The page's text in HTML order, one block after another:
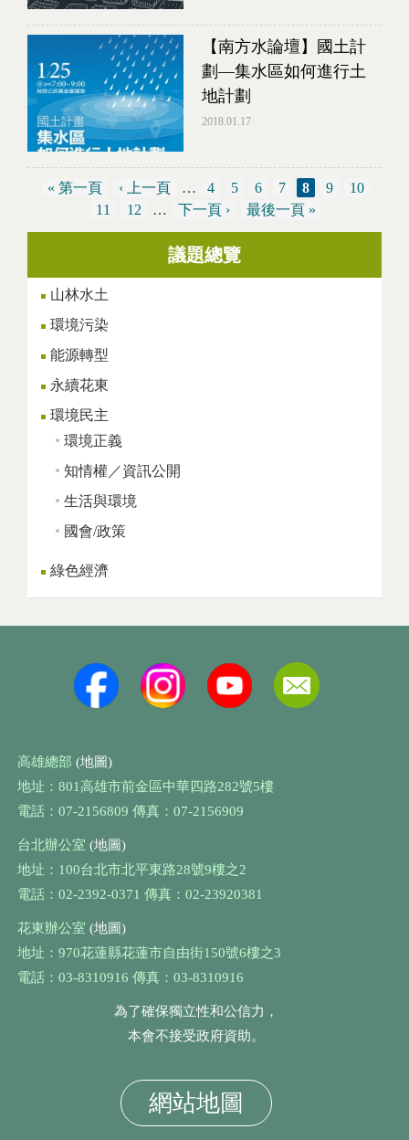
【南方水論壇】國土計
劃—集水區如何進行土
地計劃
2018.01.17
« 第一頁 ‹ 上一頁 … 4 5 6 7 8 9
10
11
12 … 下一頁 › 最後一頁 »
議題總覽
山林水土
環境污染
能源轉型
永續花東
環境民主
環境正義
知情權／資訊公開
生活與環境
國會/政策
綠色經濟
高雄總部 (地圖)
地址：801高雄市前金區中華四路282號5樓
電話：07-2156809 傳真：07-2156909
台北辦公室 (地圖)
地址：100台北市北平東路28號9樓之2
電話：02-2392-0371 傳真：02-23920381
花東辦公室 (地圖)
地址：970花蓮縣花蓮市自由街150號6樓之3
電話：03-8310916 傳真：03-8310916
為了確保獨立性和公信力，
本會不接受政府資助。
網站地圖